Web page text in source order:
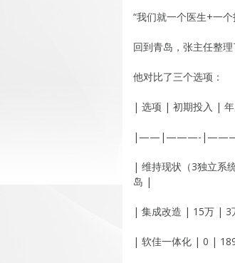
“我们就一个医生+一
回到青岛，张主任整理
他对比了三个选项：
| 选项 | 初期投入 |
|——|———-
| 维持现状（3独立系
岛 |
| 集成改造 | 15万 | 3
| 软佳一体化 | 0 |